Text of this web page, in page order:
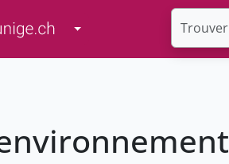
Toggle Dropdown